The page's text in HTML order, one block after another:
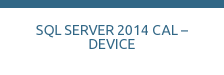
SQL SERVER 2014 CAL –
DEVICE